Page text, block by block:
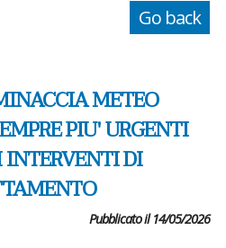
Go back
METEO
PIU' URGENTI
INTERVENTI DI
Pubblicato il 14/05/2026